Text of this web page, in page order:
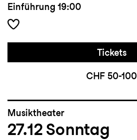
Einführung 19:00
Tickets
CHF 50-100
Musiktheater
27.12 Sonntag